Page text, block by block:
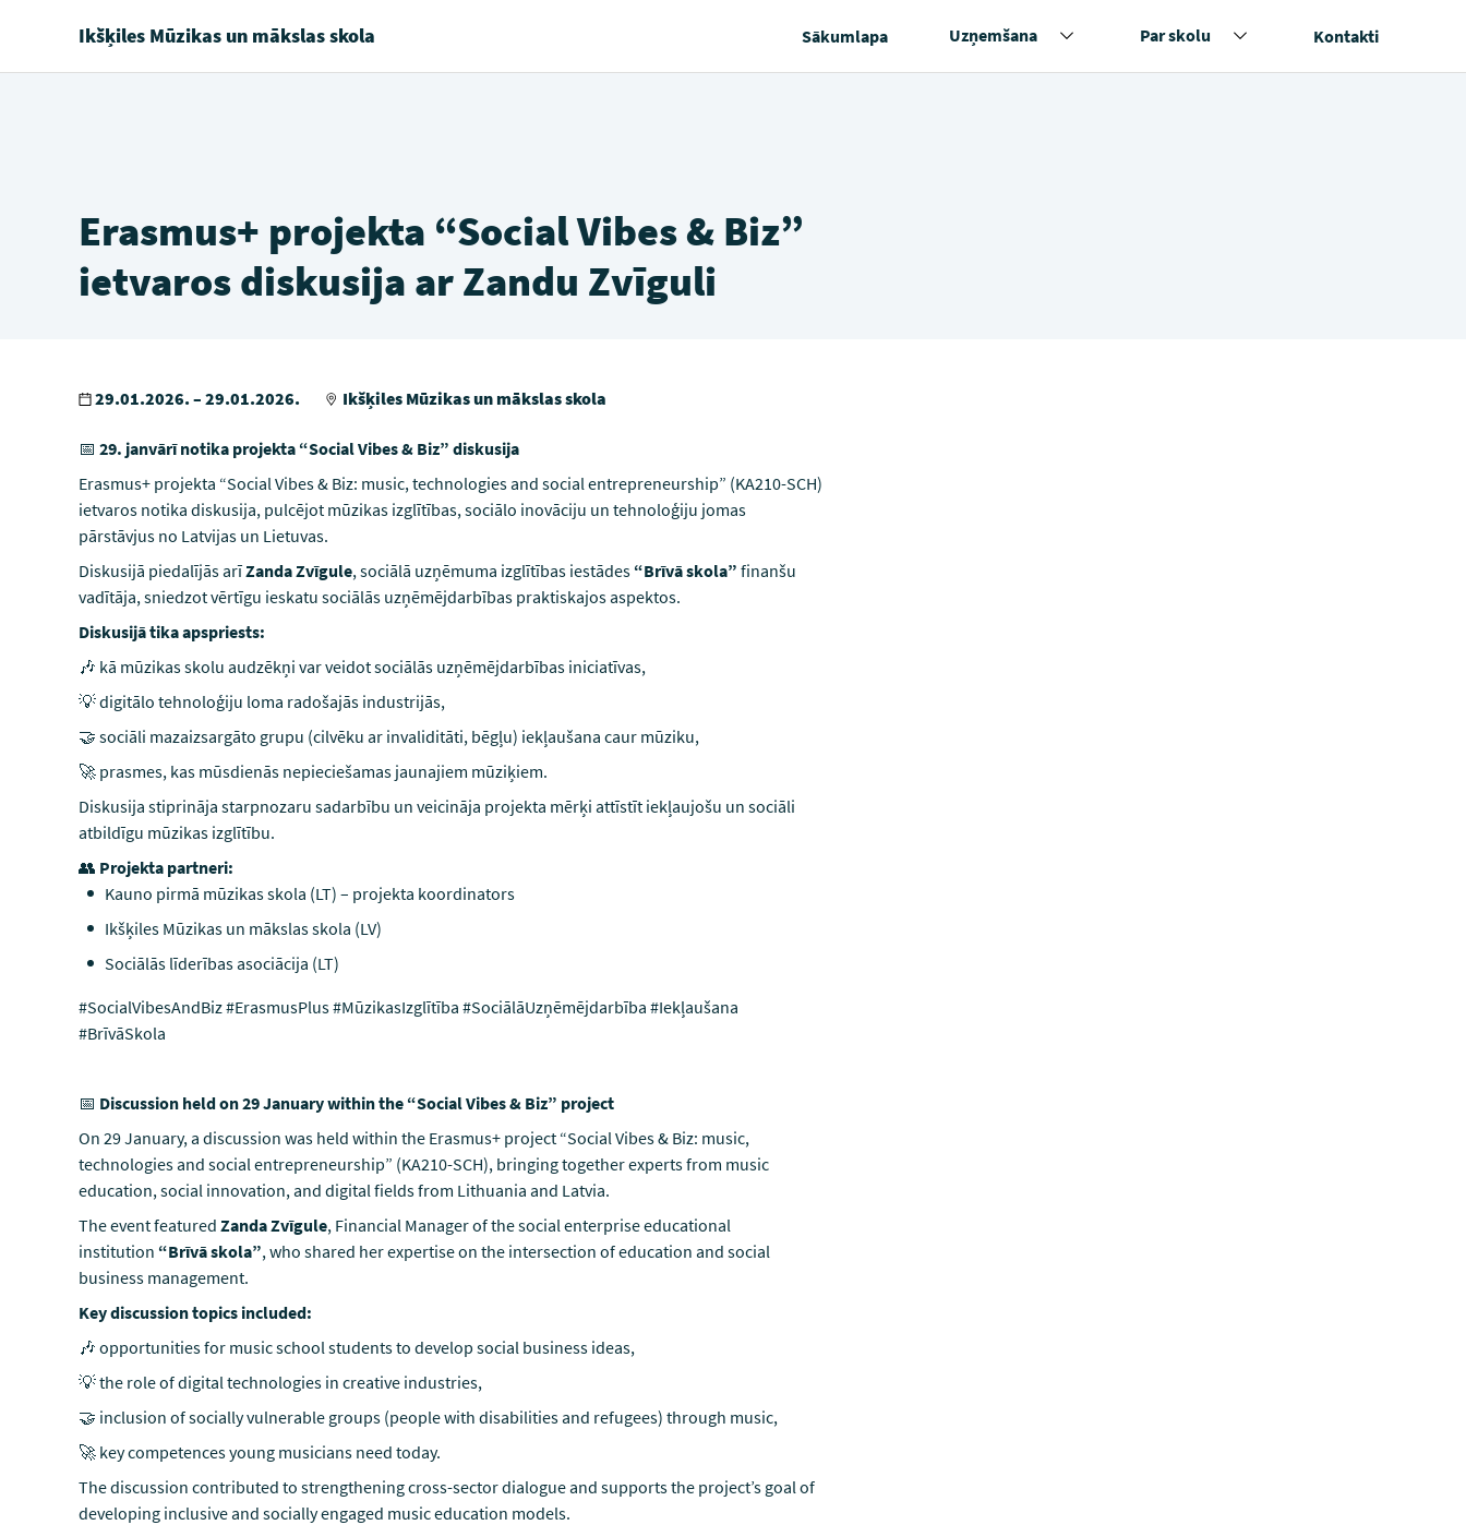
Ikšķiles Mūzikas un mākslas skola Sākumlapa Uzņemšana Par skolu Kontakti
Erasmus+ projekta “Social Vibes & Biz”
ietvaros diskusija ar Zandu Zvīguli
29.01.2026. – 29.01.2026. Ikšķiles Mūzikas un mākslas skola
📅 29. janvārī notika projekta “Social Vibes & Biz” diskusija
Erasmus+ projekta “Social Vibes & Biz: music, technologies and social entrepreneurship” (KA210-SCH)
ietvaros notika diskusija, pulcējot mūzikas izglītības, sociālo inovāciju un tehnoloģiju jomas
pārstāvjus no Latvijas un Lietuvas.
Diskusijā piedalījās arīZanda Zvīgule, sociālā uzņēmuma izglītības iestādes “Brīvā skola” finanšu
vadītāja, sniedzot vērtīgu ieskatu sociālās uzņēmējdarbības praktiskajos aspektos.
Diskusijā tika apspriests:
🎶 kā mūzikas skolu audzēkņi var veidot sociālās uzņēmējdarbības iniciatīvas,
💡 digitālo tehnoloģiju loma radošajās industrijās,
🤝 sociāli mazaizsargāto grupu (cilvēku ar invaliditāti, bēgļu) iekļaušana caur mūziku,
🚀 prasmes, kas mūsdienās nepieciešamas jaunajiem mūziķiem.
Diskusija stiprināja starpnozaru sadarbību un veicināja projekta mērķi attīstīt iekļaujošu un sociāli
atbildīgu mūzikas izglītību.
👥 Projekta partneri:
Kauno pirmā mūzikas skola (LT) – projekta koordinators
Ikšķiles Mūzikas un mākslas skola (LV)
Sociālās līderības asociācija (LT)
#SocialVibesAndBiz #ErasmusPlus #MūzikasIzglītība #SociālāUzņēmējdarbība #Iekļaušana
#BrīvāSkola
📅 Discussion held on 29 January within the “Social Vibes & Biz” project
On 29 January, a discussion was held within the Erasmus+ project “Social Vibes & Biz: music,
technologies and social entrepreneurship” (KA210-SCH), bringing together experts from music
education, social innovation, and digital fields from Lithuania and Latvia.
The event featured Zanda Zvīgule, Financial Manager of the social enterprise educational
institution “Brīvā skola”, who shared her expertise on the intersection of education and social
business management.
Key discussion topics included:
🎶 opportunities for music school students to develop social business ideas,
💡 the role of digital technologies in creative industries,
🤝 inclusion of socially vulnerable groups (people with disabilities and refugees) through music,
🚀 key competences young musicians need today.
The discussion contributed to strengthening cross-sector dialogue and supports the project’s goal of
developing inclusive and socially engaged music education models.